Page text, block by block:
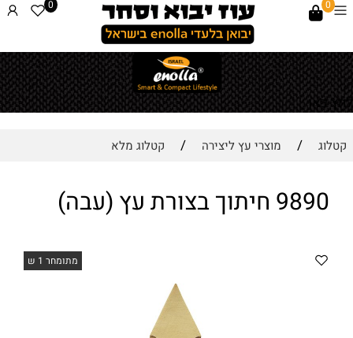
לחץ כאן
0
0
קטלוג / מוצרי עץ ליצירה / קטלוג מלא
9890 חיתוך בצורת עץ (עבה)
מתומחר 1 ש